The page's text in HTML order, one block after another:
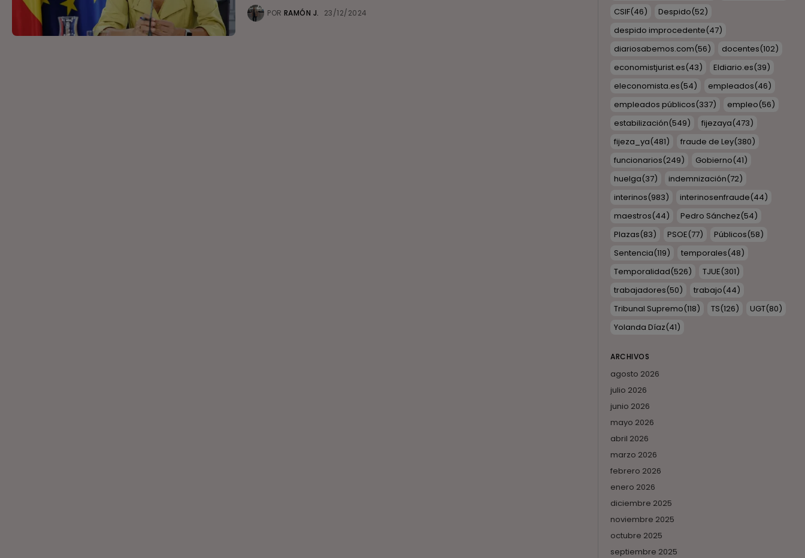
POR RAMÓN J. 23/12/2024
CSIF(46) Despido(52)
despido improcedente(47)
diariosabemos.com(56) docentes(102)
economistjurist.es(43) Eldiario.es(39)
eleconomista.es(54) empleados(46)
empleados públicos(337) empleo(56)
estabilización(549) fijezaya(473)
fijeza_ya(481) fraude de Ley(380)
funcionarios(249) Gobierno(41)
huelga(37) indemnización(72)
interinos(983) interinosenfraude(44)
maestros(44) Pedro Sánchez(54)
Plazas(83) PSOE(77) Públicos(58)
Sentencia(119) temporales(48)
Temporalidad(526) TJUE(301)
trabajadores(50) trabajo(44)
Tribunal Supremo(118) TS(126) UGT(80)
Yolanda Díaz(41)
ARCHIVOS
agosto 2026
julio 2026
junio 2026
mayo 2026
abril 2026
marzo 2026
febrero 2026
enero 2026
diciembre 2025
noviembre 2025
octubre 2025
septiembre 2025